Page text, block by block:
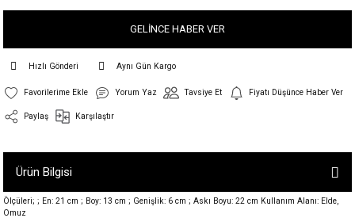
GELİNCE HABER VER
Hızlı Gönderi Aynı Gün Kargo
Yorum Yaz Tavsiye Et Fiyatı Düşünce Haber Ver
Paylaş Karşılaştır
Ürün Bilgisi
Ölçüleri; ; En: 21 cm ; Boy: 13 cm ; Genişlik: 6 cm ; Askı Boyu: 22 cm Kullanım Alanı: Elde,
Omuz